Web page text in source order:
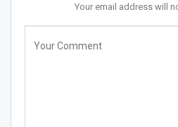
Your email address will